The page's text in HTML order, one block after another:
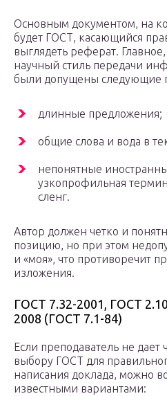
Основным документом, на
будет ГОСТ, касающийся
выглядеть реферат.
научный стиль передачи
были допущены следующие
длинные предложения;
общие слова и вода в
непонятные
узкопрофильная
сленг.
Автор должен четко и
позицию, но при этом
и «моя», что противоречит
изложения.
ГОСТ 7.32-2001, ГОСТ
2008 (ГОСТ 7.1-84)
Если преподаватель не дает
выбору ГОСТ для
написания доклада, можно
известными вариантами: